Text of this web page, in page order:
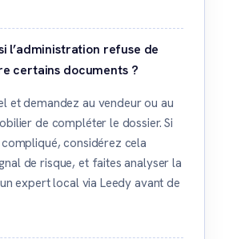
l’administration refuse de
certains documents ?
et demandez au vendeur ou au
de compléter le dossier. Si
compliqué, considérez cela
de risque, et faites analyser la
expert local via Leedy avant de